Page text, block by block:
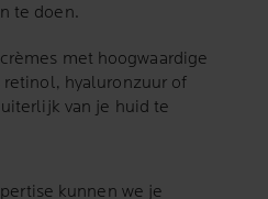
te doen.
met hoogwaardige
hyaluronzuur of
van je huid te
kunnen we je